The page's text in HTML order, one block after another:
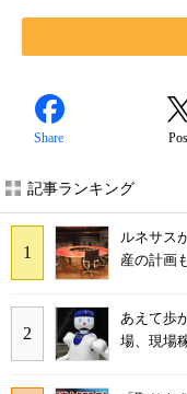
Share
記事ランキング
ルネサス
産の計画
あえて歩
場、現場